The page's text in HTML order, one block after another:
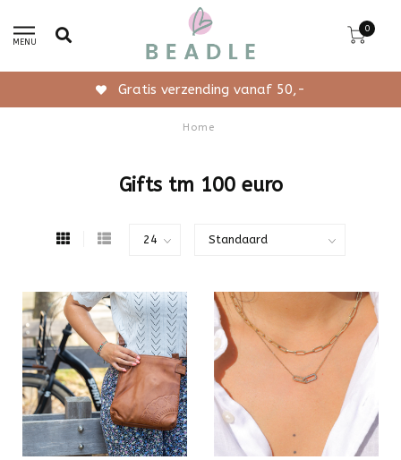
MENU
0
Gratis verzending vanaf 50,-
Home
Gifts tm 100 euro